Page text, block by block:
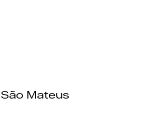
Mateus